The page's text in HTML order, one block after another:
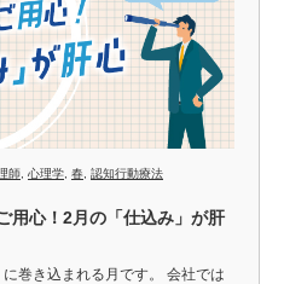
師 心理学 春 認知行動療法
用心！2月の「仕込み」が肝
巻き込まれる月です。 会社では